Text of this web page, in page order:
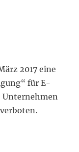
2017 eine
für E-
Unternehmen
Brot und